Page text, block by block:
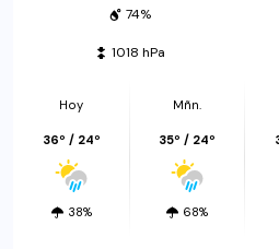
74%
1018 hPa
Hoy
36º / 24º
38%
Mñn.
35º / 24º
68%